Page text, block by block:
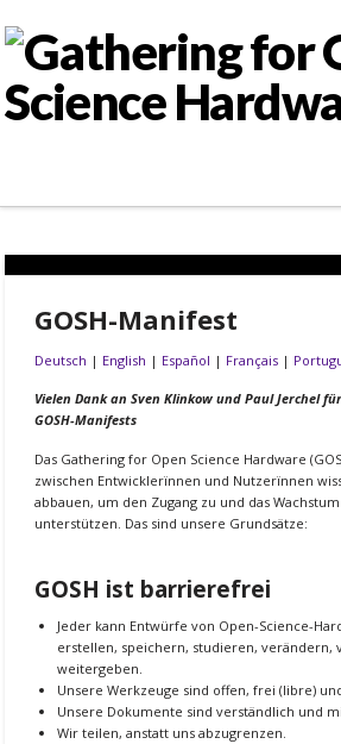
GOSH-Manifest
Deutsch | English | Español | Français |
Vielen Dank an Sven Klinkow und Paul Jerchel
GOSH-Manifests
Das Gathering for Open Science Hardware
zwischen Entwicklerïnnen und Nutzerïnnen
abbauen, um den Zugang zu und das
unterstützen. Das sind unsere Grundsätze:
GOSH ist barrierefrei
Jeder kann Entwürfe von Open-Science-
erstellen, speichern, studieren, verändern,
weitergeben.
Unsere Werkzeuge sind offen, frei (libre)
Unsere Dokumente sind verständlich und
Wir teilen, anstatt uns abzugrenzen.